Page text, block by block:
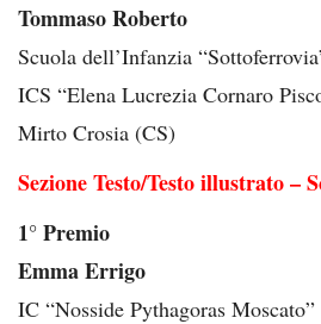
Tommaso Roberto
Scuola dell’Infanzia
ICS “Elena Lucrezia Cornaro
Mirto Crosia (CS)
Sezione Testo/Testo illustrato –
1° Premio
Emma Errigo
IC “Nosside Pythagoras Moscato”